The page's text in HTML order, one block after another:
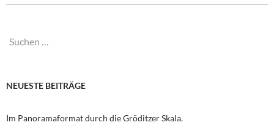
Suchen
NEUESTE BEITRÄGE
Im Panoramaformat durch die Gröditzer Skala.